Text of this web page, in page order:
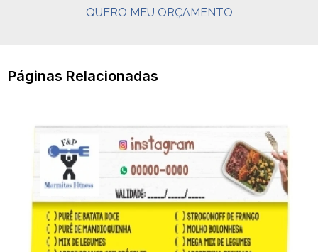
QUERO MEU ORÇAMENTO
Páginas Relacionadas